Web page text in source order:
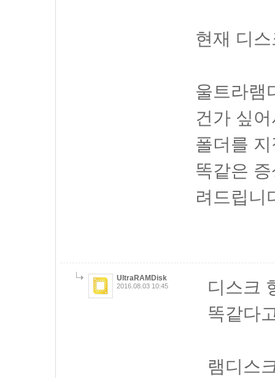
현재 디
울트라램
건가 싶
폴더를
똑같은
려드립니
UltraRAMDisk
2016.08.03 10:45
디스크
똑같다
램디스